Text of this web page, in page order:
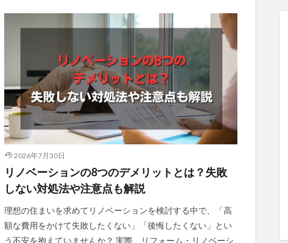
2026年7月30日
リノベーションの8つのデメリットとは？失敗
しない対処法や注意点も解説
理想の住まいを求めてリノベーションを検討する中で、「高
額な費用をかけて失敗したくない」「後悔したくない」とい
う不安を抱えていませんか？ 実際、リフォーム・リノベーシ